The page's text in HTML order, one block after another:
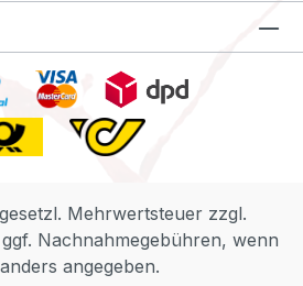
Mehrwertsteuer zzgl.
Nachnahmegebühren, wenn
angegeben.